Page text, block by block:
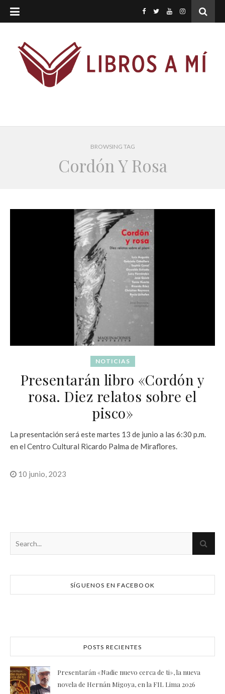
BROWSING TAG
Cordón Y Rosa
NOTICIAS
Presentarán libro «Cordón y
rosa. Diez relatos sobre el
pisco»
La presentación será este martes 13 de junio a las 6:30 p.m.
en el Centro Cultural Ricardo Palma de Miraflores.
10 junio, 2023
SÍGUENOS EN FACEBOOK
POSTS RECIENTES
Presentarán «Nadie nuevo cerca de ti», la nueva
novela de Hernán Migoya, en la FIL Lima 2026